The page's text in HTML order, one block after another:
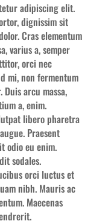
adipiscing elit.
dignissim sit
Cras elementum
varius a, semper
orci nec
mi, non fermentum
arcu massa,
a, enim.
libero pharetra
Praesent
odio eu enim.
sodales.
orci luctus et
nibh. Mauris ac
Maecenas